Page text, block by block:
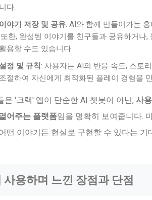
다.
야기 저장 및 공유: AI와 함께 만들어가는
한, 완성된 이야기를 친구들과 공유하거나
용할 수도 있습니다.
정 및 규칙 : 사용자는 AI의 반응 속도, 스토
절하여 자신에게 최적화된 플레이 경험을
은 '크랙' 앱이 단순한 AI 챗봇이 아닌, 사
어주는 플랫폼임을 명확히 보여줍니다.
떤 이야기든 현실로 구현할 수 있다는 기
사용하며 느낀 장점과 단점